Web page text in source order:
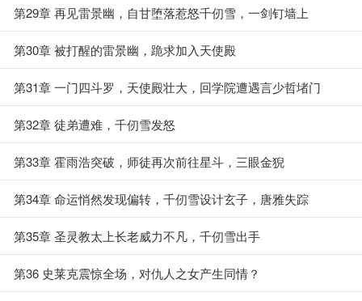
第29章 再见雷景幽，自甘堕落惹怒千仞雪，一剑钉墙上
第30章 被打醒的雷景幽，跪求加入天使殿
第31章 一门四斗罗，天使殿壮大，回学院遭遇言少哲堵门
第32章 徒弟遭难，千仞雪发怒
第33章 霍雨浩突破，师徒再次前往星斗，三眼金猊
第34章 命运悄然发现偏转，千仞雪设计玄子，唐雅失踪
第35章 圣灵教太上长老威力不凡，千仞雪出手
第36 史莱克震惊全场，对仇人之女产生同情？